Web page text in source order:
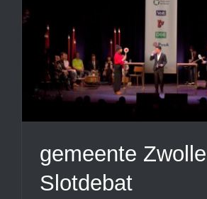
gemeente Zwolle |
Slotdebat